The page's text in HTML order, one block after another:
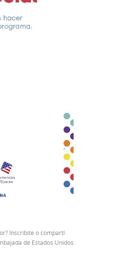
Inscribite o compartí
de Estados Unidos